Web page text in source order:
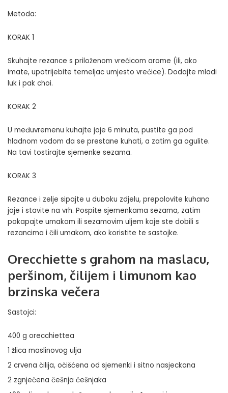
Metoda:
KORAK 1
Skuhajte rezance s priloženom vrećicom arome (ili, ako
imate, upotrijebite temeljac umjesto vrećice). Dodajte mladi
luk i pak choi.
KORAK 2
U međuvremenu kuhajte jaje 6 minuta, pustite ga pod
hladnom vodom da se prestane kuhati, a zatim ga ogulite.
Na tavi tostirajte sjemenke sezama.
KORAK 3
Rezance i zelje sipajte u duboku zdjelu, prepolovite kuhano
jaje i stavite na vrh. Pospite sjemenkama sezama, zatim
pokapajte umakom ili sezamovim uljem koje ste dobili s
rezancima i čili umakom, ako koristite te sastojke.
Orecchiette s grahom na maslacu,
peršinom, čilijem i limunom kao
brzinska večera
Sastojci:
400 g orecchiettea
1 žlica maslinovog ulja
2 crvena čilija, očišćena od sjemenki i sitno nasjeckana
2 zgnječena češnja češnjaka